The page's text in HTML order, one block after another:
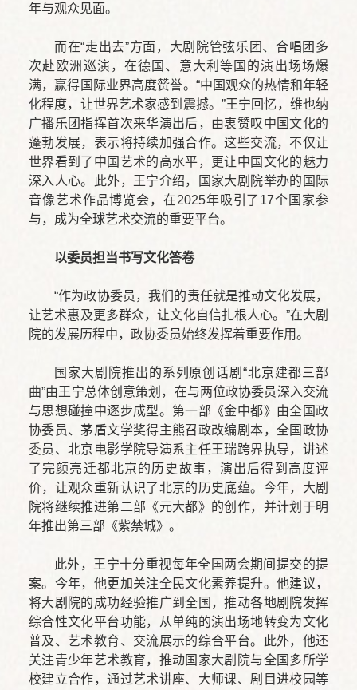
年与观众见面。
而在“走出去”方面，大剧院管弦乐团、合唱团多
次赴欧洲巡演，在德国、意大利等国的演出场场爆
满，赢得国际业界高度赞誉。“中国观众的热情和年轻
化程度，让世界艺术家感到震撼。”王宁回忆，维也纳
广播乐团指挥首次来华演出后，由衷赞叹中国文化的
蓬勃发展，表示将持续加强合作。这些交流，不仅让
世界看到了中国艺术的高水平，更让中国文化的魅力
深入人心。此外，王宁介绍，国家大剧院举办的国际
音像艺术作品博览会，在2025年吸引了17个国家参
与，成为全球艺术交流的重要平台。
以委员担当书写文化答卷
“作为政协委员，我们的责任就是推动文化发展，
让艺术惠及更多群众，让文化自信扎根人心。”在大剧
院的发展历程中，政协委员始终发挥着重要作用。
国家大剧院推出的系列原创话剧“北京建都三部
曲”由王宁总体创意策划，在与两位政协委员深入交流
与思想碰撞中逐步成型。第一部《金中都》由全国政
协委员、茅盾文学奖得主熊召政改编剧本，全国政协
委员、北京电影学院导演系主任王瑞跨界执导，讲述
了完颜亮迁都北京的历史故事，演出后得到高度评
价，让观众重新认识了北京的历史底蕴。今年，大剧
院将继续推进第二部《元大都》的创作，并计划于明
年推出第三部《紫禁城》。
此外，王宁十分重视每年全国两会期间提交的提
案。今年，他更加关注全民文化素养提升。他建议，
将大剧院的成功经验推广到全国，推动各地剧院发挥
综合性文化平台功能，从单纯的演出场地转变为文化
普及、艺术教育、交流展示的综合平台。此外，他还
关注青少年艺术教育，推动国家大剧院与全国多所学
校建立合作，通过艺术讲座、大师课、剧目进校园等